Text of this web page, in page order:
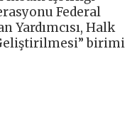
Federal
Yardımcısı, Halk
birimi